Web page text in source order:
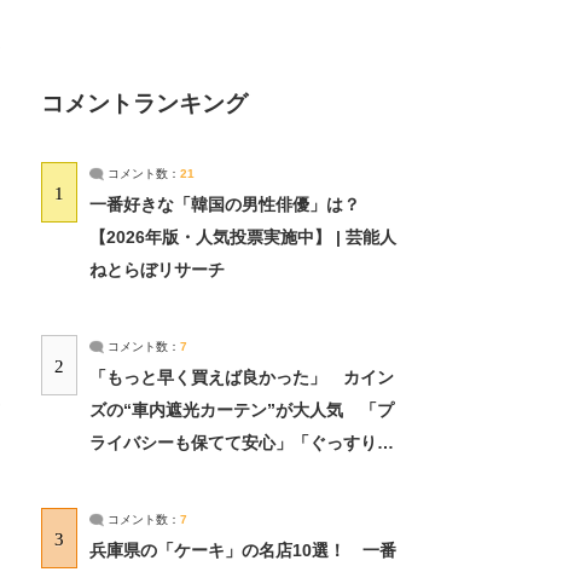
コメントランキング
1
コメント数： 21
一番好きな「韓国の男性俳優」は？
【2026年版・人気投票実施中】 | 芸能人
ねとらぼリサーチ
2
コメント数： 7
「もっと早く買えば良かった」 カイン
ズの“車内遮光カーテン”が大人気 「プ
ライバシーも保てて安心」「ぐっすり眠
3
コメント数： 7
兵庫県の「ケーキ」の名店10選！ 一番